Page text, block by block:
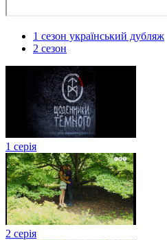
1 сезон український дубляж
2 сезон
1 серія
2 серія